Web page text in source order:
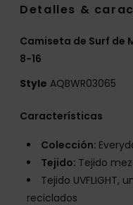
Detalles &
Camiseta de Surf de
8-16
Style AQBWR03065
Características
Colección:
Tejido: Tejido
Tejido
reciclados